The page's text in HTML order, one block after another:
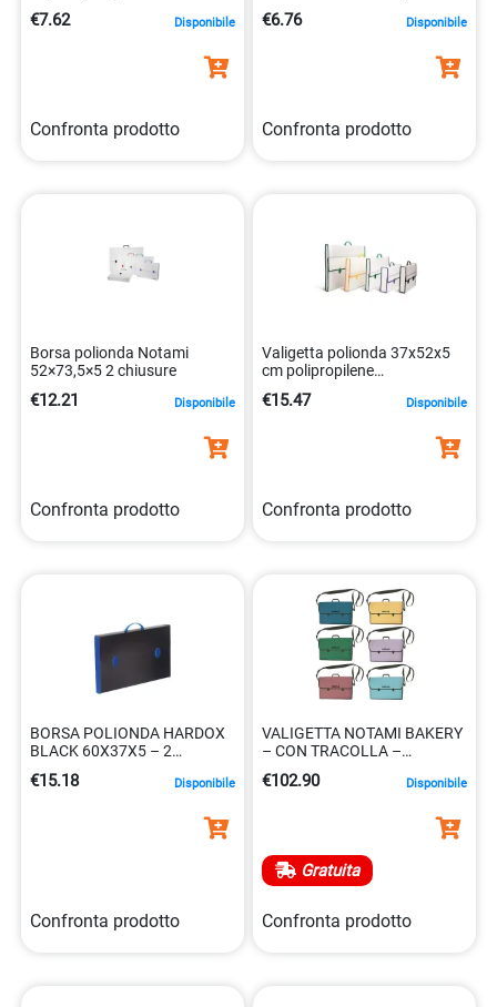
€7.62 Disponibile
Confronta prodotto
€6.76 Disponibile
Confronta prodotto
Borsa polionda Notami
52×73,5×5 2 chiusure
€12.21 Disponibile
Confronta prodotto
Valigetta polionda 37x52x5
cm polipropilene
€15.47 Disponibile
Confronta prodotto
BORSA POLIONDA HARDOX
BLACK 60X37X5 – 2
€15.18 Disponibile
Confronta prodotto
VALIGETTA NOTAMI BAKERY
– CON TRACOLLA –
€102.90 Disponibile
Gratuita
Confronta prodotto